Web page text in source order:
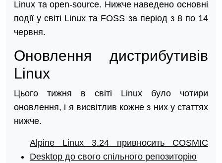
Linux та open-source. Нижче наведено основні
події у світі Linux та FOSS за період з 8 по 14
червня.
Оновлення дистрибутивів
Linux
Цього тижня в світі Linux було чотири
оновлення, і я висвітлив кожне з них у статтях
нижче.
Alpine Linux 3.24 привносить COSMIC
Desktop до свого спільного репозиторію